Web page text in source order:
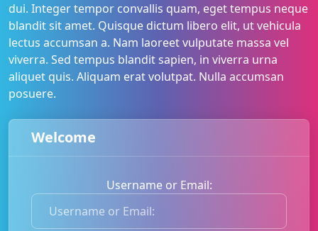
dui. Integer tempor convallis quam, eget tempus neque
blandit sit amet. Quisque dictum libero elit, ut vehicula
lectus accumsan a. Nam laoreet vulputate massa vel
viverra. Sed tempus blandit sapien, in viverra urna
aliquet quis. Aliquam erat volutpat. Nulla accumsan
posuere.
Welcome
Username or Email: